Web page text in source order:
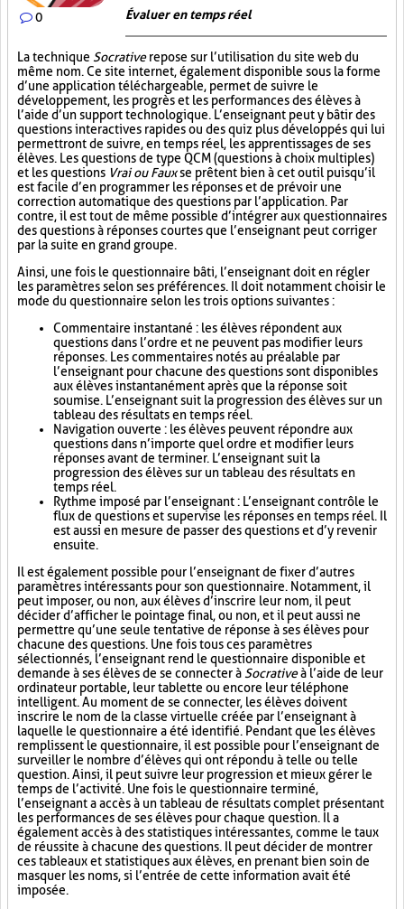
0 Évaluer en temps réel
La technique Socrativerepose sur l’utilisation du site web du
même nom. Ce site internet, également disponible sous la forme
d’une application téléchargeable, permet de suivre le
développement, les progrès et les performances des élèves à
l’aide d’un support technologique. L’enseignant peut y bâtir des
questions interactives rapides ou des quiz plus développés qui lui
permettront de suivre, en temps réel, les apprentissages de ses
élèves. Les questions de type QCM (questions à choix multiples)
et les questions Vrai ou Fauxse prêtent bien à cet outil puisqu’il
est facile d’en programmer les réponses et de prévoir une
correction automatique des questions par l’application. Par
contre, il est tout de même possible d’intégrer aux questionnaires
des questions à réponses courtes que l’enseignant peut corriger
par la suite en grand groupe.
Ainsi, une fois le questionnaire bâti, l’enseignant doit en régler
les paramètres selon ses préférences. Il doit notamment choisir le
mode du questionnaire selon les trois options suivantes :
Commentaire instantané : les élèves répondent aux
questions dans l’ordre et ne peuvent pas modifier leurs
réponses. Les commentaires notés au préalable par
l’enseignant pour chacune des questions sont disponibles
aux élèves instantanément après que la réponse soit
soumise. L’enseignant suit la progression des élèves sur un
tableau des résultats en temps réel.
Navigation ouverte : les élèves peuvent répondre aux
questions dans n’importe quel ordre et modifier leurs
réponses avant de terminer. L’enseignant suit la
progression des élèves sur un tableau des résultats en
temps réel.
Rythme imposé par l’enseignant : L’enseignant contrôle le
flux de questions et supervise les réponses en temps réel. Il
est aussi en mesure de passer des questions et d’y revenir
ensuite.
Il est également possible pour l’enseignant de fixer d’autres
paramètres intéressants pour son questionnaire. Notamment, il
peut imposer, ou non, aux élèves d’inscrire leur nom, il peut
décider d’afficher le pointage final, ou non, et il peut aussi ne
permettre qu’une seule tentative de réponse à ses élèves pour
chacune des questions. Une fois tous ces paramètres
sélectionnés, l’enseignant rend le questionnaire disponible et
demande à ses élèves de se connecter à Socrativeà l’aide de leur
ordinateur portable, leur tablette ou encore leur téléphone
intelligent. Au moment de se connecter, les élèves doivent
inscrire le nom de la classe virtuelle créée par l’enseignant à
laquelle le questionnaire a été identifié. Pendant que les élèves
remplissent le questionnaire, il est possible pour l’enseignant de
surveiller le nombre d’élèves qui ont répondu à telle ou telle
question. Ainsi, il peut suivre leur progression et mieux gérer le
temps de l’activité. Une fois le questionnaire terminé,
l’enseignant a accès à un tableau de résultats complet présentant
les performances de ses élèves pour chaque question. Il a
également accès à des statistiques intéressantes, comme le taux
de réussite à chacune des questions. Il peut décider de montrer
ces tableaux et statistiques aux élèves, en prenant bien soin de
masquer les noms, si l’entrée de cette information avait été
imposée.